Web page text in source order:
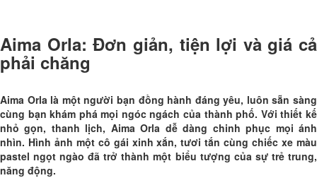
Aima Orla: Đơn giản, tiện lợi và giá cả
phải chăng
Aima Orla là một người bạn đồng hành đáng yêu, luôn sẵn sàng
cùng bạn khám phá mọi ngóc ngách của thành phố. Với thiết kế
nhỏ gọn, thanh lịch, Aima Orla dễ dàng chinh phục mọi ánh
nhìn. Hình ảnh một cô gái xinh xắn, tươi tắn cùng chiếc xe màu
pastel ngọt ngào đã trở thành một biểu tượng của sự trẻ trung,
năng động.